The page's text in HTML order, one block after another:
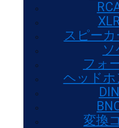
スピー
ソ
フォ
ヘッド
変換